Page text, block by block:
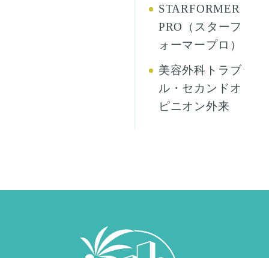
STARFORMER
PRO（スターフ
ォーマープロ）
美容外科トラブ
ル・セカンドオ
ピニオン外来